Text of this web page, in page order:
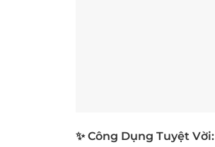
✨ Công Dụng Tuyệt Vời: